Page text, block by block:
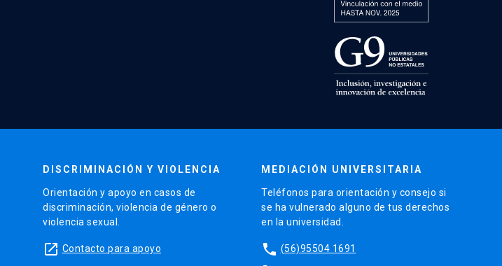
DISCRIMINACIÓN Y VIOLENCIA
Orientación y apoyo en casos de
discriminación, violencia de género o
violencia sexual.
launch Contacto para apoyo
MEDIACIÓN UNIVERSITARIA
Teléfonos para orientación y consejo si
se ha vulnerado alguno de tus derechos
en la universidad.
phone (56)95504 1691